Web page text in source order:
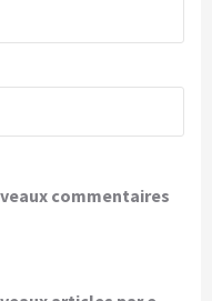
commentaires